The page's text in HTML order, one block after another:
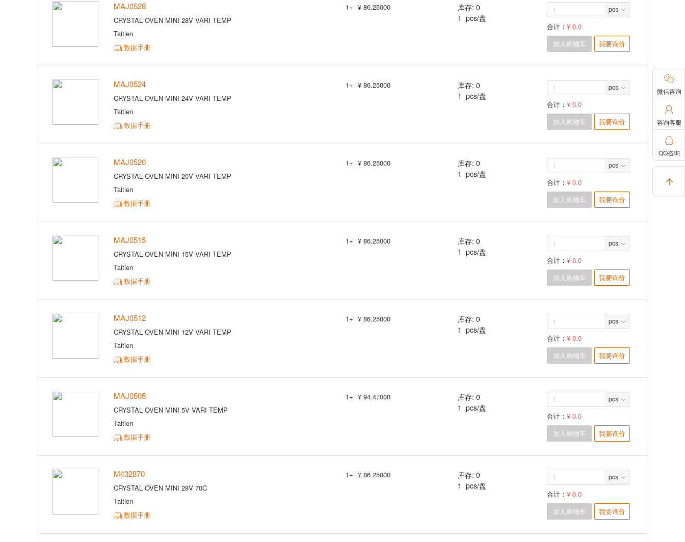
MAJ0528
CRYSTAL OVEN MINI 28V VARI TEMP
Taitien
数据手册
1+ ¥ 86.25000
库存: 0
1 pcs/盘
pcs
合计： ¥ 0.0
加入购物车
我要询价
MAJ0524
CRYSTAL OVEN MINI 24V VARI TEMP
Taitien
数据手册
1+ ¥ 86.25000
库存: 0
1 pcs/盘
pcs
合计： ¥ 0.0
加入购物车
我要询价
MAJ0520
CRYSTAL OVEN MINI 20V VARI TEMP
Taitien
数据手册
1+ ¥ 86.25000
库存: 0
1 pcs/盘
pcs
合计： ¥ 0.0
加入购物车
我要询价
MAJ0515
CRYSTAL OVEN MINI 15V VARI TEMP
Taitien
数据手册
1+ ¥ 86.25000
库存: 0
1 pcs/盘
pcs
合计： ¥ 0.0
加入购物车
我要询价
MAJ0512
CRYSTAL OVEN MINI 12V VARI TEMP
Taitien
数据手册
1+ ¥ 86.25000
库存: 0
1 pcs/盘
pcs
合计： ¥ 0.0
加入购物车
我要询价
MAJ0505
CRYSTAL OVEN MINI 5V VARI TEMP
Taitien
数据手册
1+ ¥ 94.47000
库存: 0
1 pcs/盘
pcs
合计： ¥ 0.0
加入购物车
我要询价
M432870
CRYSTAL OVEN MINI 28V 70C
Taitien
数据手册
1+ ¥ 86.25000
库存: 0
1 pcs/盘
pcs
合计： ¥ 0.0
加入购物车
我要询价

微信咨询

咨询客服

QQ咨询
